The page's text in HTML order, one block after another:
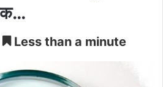
Less than a minute